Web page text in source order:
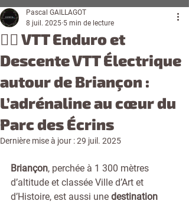
🚵‍♂️ VTT Enduro et
Descente VTT Électrique
autour de Briançon :
L’adrénaline au cœur du
Parc des Écrins
Pascal GAILLAGOT
8 juil. 2025 5 min de lecture
Dernière mise à jour :29 juil. 2025
Briançon, perchée à 1 300 mètres
d’altitude et classée Ville d’Art et
d’Histoire, est aussi une destination